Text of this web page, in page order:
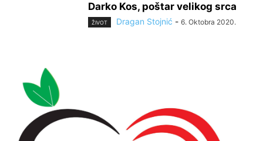
Darko Kos, poštar velikog srca
ŽIVOT Dragan Stojnić - 6. Oktobra 2020.